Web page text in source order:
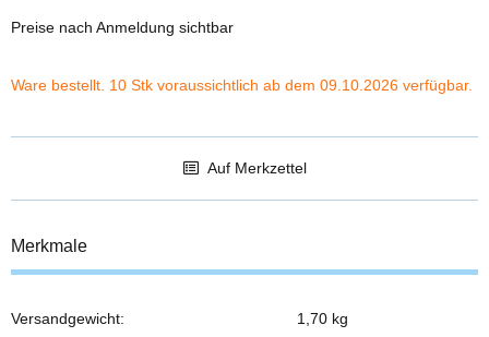
Preise nach Anmeldung sichtbar
Ware bestellt. 10 Stk voraussichtlich ab dem 09.10.2026 verfügbar.
Auf Merkzettel
Merkmale
Produkteigenschaft
Wert
Versandgewicht:
1,70 kg